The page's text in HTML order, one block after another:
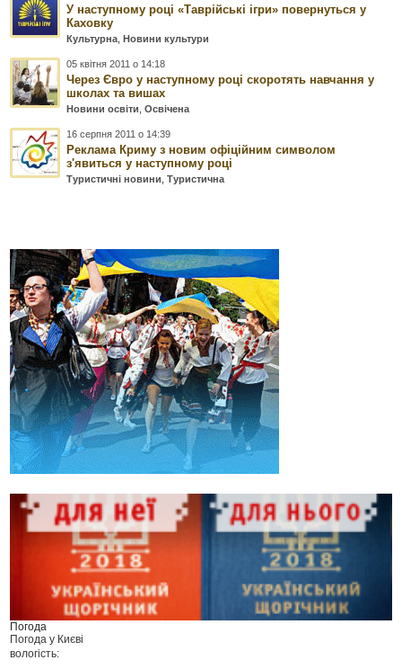
У наступному році «Таврійські ігри» повернуться у
Каховку
Культурна ,Новини культури
05 квітня 2011 о 14:18
Через Євро у наступному році скоротять навчання у
школах та вишах
Новини освіти ,Освічена
16 серпня 2011 о 14:39
Реклама Криму з новим офіційним символом
з'явиться у наступному році
Туристичні новини ,Туристична
Погода
Погода у Києві
вологість: